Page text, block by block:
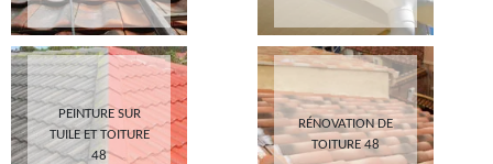
PEINTURE SUR
TUILE ET TOITURE
48
RÉNOVATION DE
TOITURE 48